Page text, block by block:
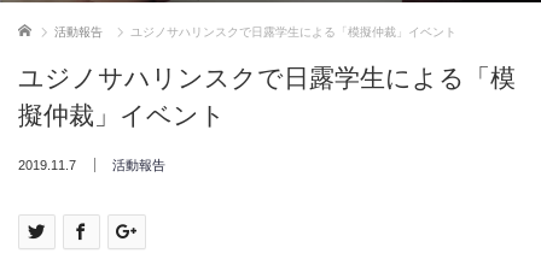
ホーム 活動報告 ユジノサハリンスクで日露学生による「模擬仲裁」イベント
ユジノサハリンスクで日露学生による「模
擬仲裁」イベント
2019.11.7 活動報告